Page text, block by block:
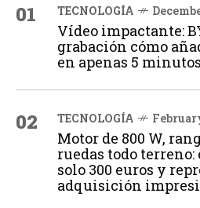
01 TECNOLOGÍA
Vídeo impactante:
grabación cómo
en apenas 5
02 TECNOLOGÍA
Motor de 800 W,
ruedas todo terreno:
solo 300 euros y
adquisición